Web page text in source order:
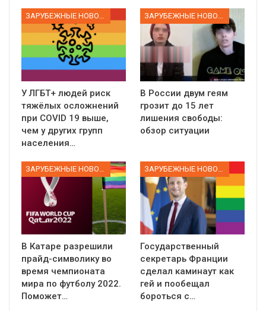
У ЛГБТ+ людей риск
тяжёлых осложнений
при COVID 19 выше,
чем у других групп
населения…
В России двум геям
грозит до 15 лет
лишения свободы:
обзор ситуации
ЗАРУБЕЖНЫЕ НОВОСТИ
В Катаре разрешили
прайд-символику во
время чемпионата
мира по футболу 2022.
Поможет…
ЗАРУБЕЖНЫЕ НОВОСТИ
Государственный
секретарь Франции
сделал каминаут как
гей и пообещал
бороться с…